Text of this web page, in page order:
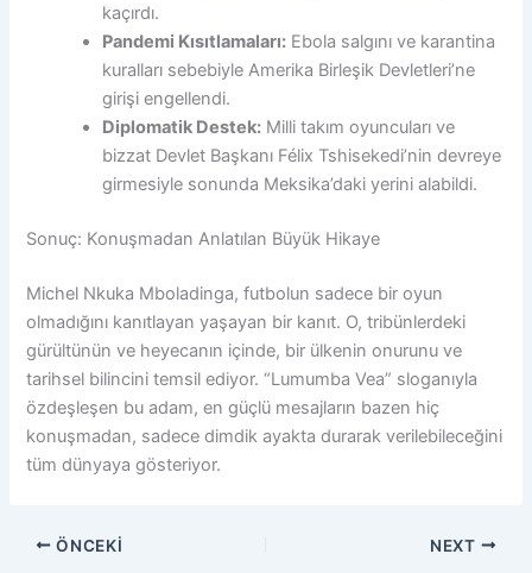
kaçırdı.
Pandemi Kısıtlamaları: Ebola salgını ve karantina
kuralları sebebiyle Amerika Birleşik Devletleri’ne
girişi engellendi.
Diplomatik Destek: Milli takım oyuncuları ve
bizzat Devlet Başkanı Félix Tshisekedi’nin devreye
girmesiyle sonunda Meksika’daki yerini alabildi.
Sonuç: Konuşmadan Anlatılan Büyük Hikaye
Michel Nkuka Mboladinga, futbolun sadece bir oyun
olmadığını kanıtlayan yaşayan bir kanıt. O, tribünlerdeki
gürültünün ve heyecanın içinde, bir ülkenin onurunu ve
tarihsel bilincini temsil ediyor. “Lumumba Vea” sloganıyla
özdeşleşen bu adam, en güçlü mesajların bazen hiç
konuşmadan, sadece dimdik ayakta durarak verilebileceğini
tüm dünyaya gösteriyor.
ÖNCEKI NEXT